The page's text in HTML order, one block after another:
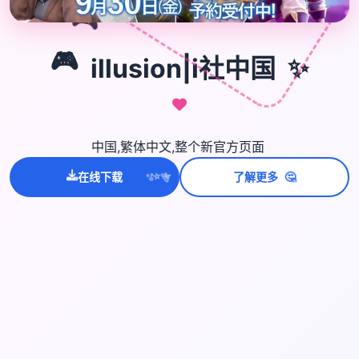
🎮
🎮 illusion|i社中国 ✨
中国,繁体中文,整个新官方页面
在线下载 ✨
⭐💫 了解更多 🤔